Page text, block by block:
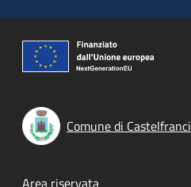
Comune di Castelfranci
Area riservata